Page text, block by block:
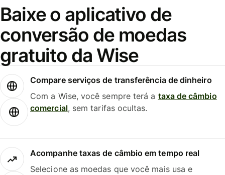
Baixe o aplicativo de
conversão de moedas
gratuito da Wise
Compare serviços de transferência de dinheiro
Com a Wise, você sempre terá a taxa de câmbio
comercial, sem tarifas ocultas.
Acompanhe taxas de câmbio em tempo real
Selecione as moedas que você mais usa e